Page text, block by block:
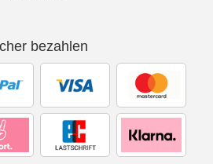
bezahlen